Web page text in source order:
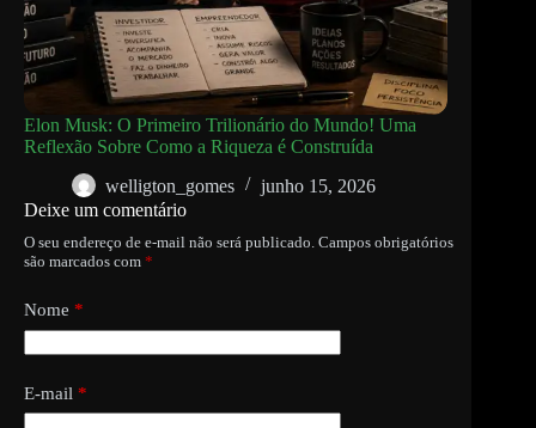
Elon Musk: O Primeiro Trilionário do Mundo! Uma
Reflexão Sobre Como a Riqueza é Construída
welligton_gomes
junho 15, 2026
Deixe um comentário
O seu endereço de e-mail não será publicado. Campos obrigatórios
são marcados com *
Nome *
E-mail *